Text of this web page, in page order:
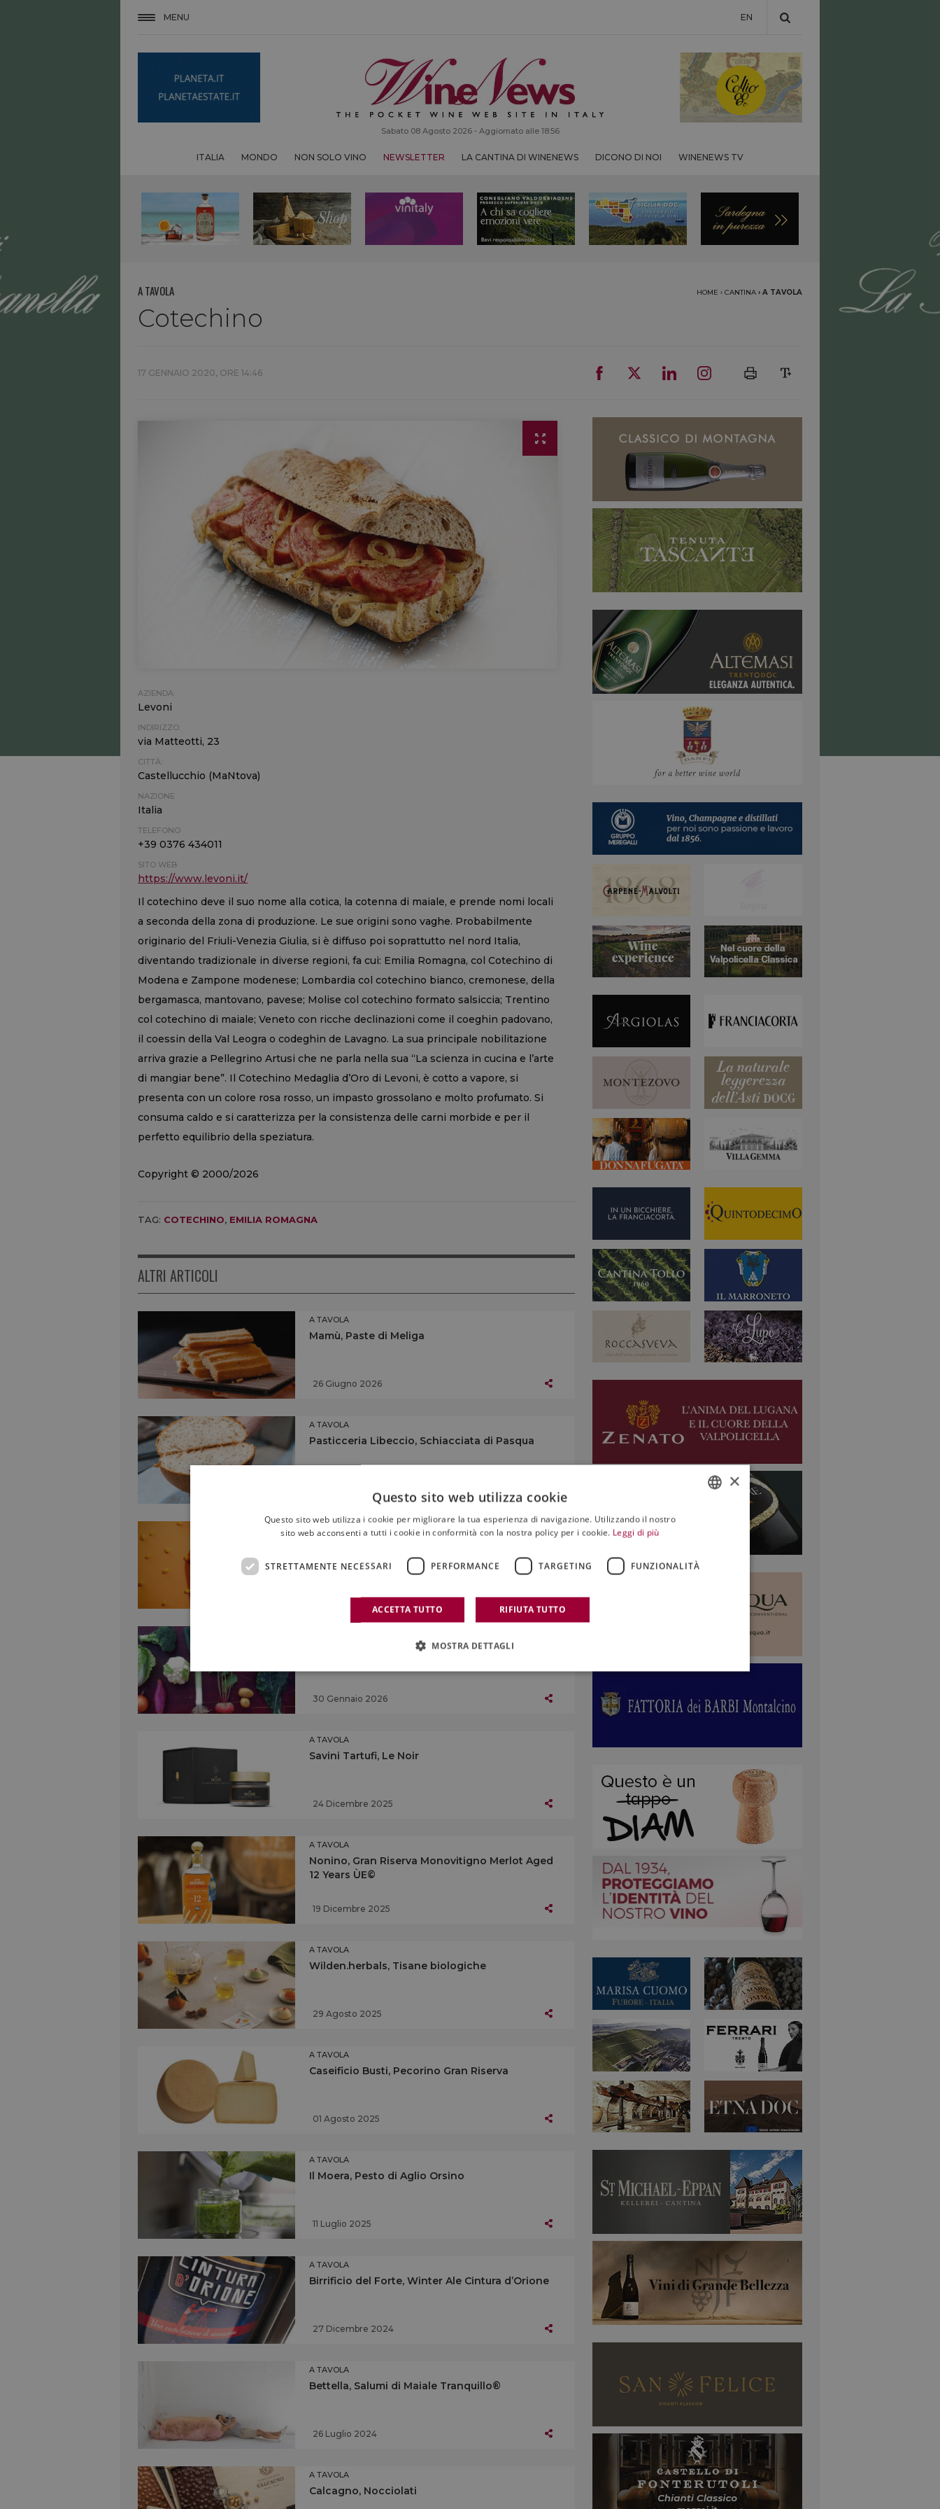
MENU EN
Sabato 08 Agosto 2026 - Aggiornato alle 18:56
ITALIA MONDO NON SOLO VINO NEWSLETTER LA CANTINA DI WINENEWS DICONO DI NOI WINENEWS TV
A TAVOLA HOME › CANTINA › A TAVOLA
Cotechino
17 GENNAIO 2020, ORE 14:46
AZIENDA:
Levoni
INDIRIZZO:
via Matteotti, 23
CITTÀ:
Castellucchio (MaNtova)
NAZIONE
Italia
TELEFONO
+39 0376 434011
SITO WEB
https://www.levoni.it/
Il cotechino deve il suo nome alla cotica, la cotenna di maiale, e prende nomi locali
a seconda della zona di produzione. Le sue origini sono vaghe. Probabilmente
originario del Friuli-Venezia Giulia, si è diffuso poi soprattutto nel nord Italia,
diventando tradizionale in diverse regioni, fa cui: Emilia Romagna, col Cotechino di
Modena e Zampone modenese; Lombardia col cotechino bianco, cremonese, della
bergamasca, mantovano, pavese; Molise col cotechino formato salsiccia; Trentino
col cotechino di maiale; Veneto con ricche declinazioni come il coeghin padovano,
il coessin della Val Leogra o codeghin de Lavagno. La sua principale nobilitazione
arriva grazie a Pellegrino Artusi che ne parla nella sua “La scienza in cucina e l’arte
di mangiar bene”. Il Cotechino Medaglia d’Oro di Levoni, è cotto a vapore, si
presenta con un colore rosa rosso, un impasto grossolano e molto profumato. Si
consuma caldo e si caratterizza per la consistenza delle carni morbide e per il
perfetto equilibrio della speziatura.
Copyright © 2000/2026
TAG: COTECHINO, EMILIA ROMAGNA
ALTRI ARTICOLI
A TAVOLA
Mamù, Paste di Meliga
26 Giugno 2026
A TAVOLA
Pasticceria Libeccio, Schiacciata di Pasqua
A TAVOLA
Iside, Verdura di stagione
30 Gennaio 2026
A TAVOLA
Savini Tartufi, Le Noir
24 Dicembre 2025
A TAVOLA
Nonino, Gran Riserva Monovitigno Merlot Aged
12 Years ÙE©
19 Dicembre 2025
A TAVOLA
Wilden.herbals, Tisane biologiche
29 Agosto 2025
A TAVOLA
Caseificio Busti, Pecorino Gran Riserva
01 Agosto 2025
A TAVOLA
Il Moera, Pesto di Aglio Orsino
11 Luglio 2025
A TAVOLA
Birrificio del Forte, Winter Ale Cintura d’Orione
27 Dicembre 2024
A TAVOLA
Bettella, Salumi di Maiale Tranquillo®
26 Luglio 2024
A TAVOLA
Calcagno, Nocciolati
×
Questo sito web utilizza cookie
Questo sito web utilizza i cookie per migliorare la tua esperienza di navigazione. Utilizzando il nostro
sito web acconsenti a tutti i cookie in conformità con la nostra policy per i cookie. Leggi di più
STRETTAMENTE NECESSARI PERFORMANCE TARGETING FUNZIONALITÀ
ACCETTA TUTTO RIFIUTA TUTTO
MOSTRA DETTAGLI